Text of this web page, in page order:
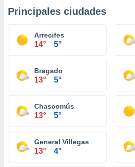
Principales ciudades
Arrecifes
14° 5°
Bragado
13° 5°
Chascomús
13° 5°
General Villegas
13° 4°